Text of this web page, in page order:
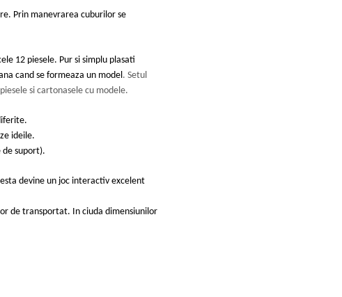
Prin manevrarea cuburilor se
12 piesele. Pur si simplu plasati
cand se formeaza un model. Setul
si cartonasele cu modele.
ideile.
de suport).
devine un joc interactiv excelent
de transportat. In ciuda dimensiunilor